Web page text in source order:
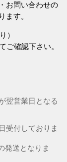
お問い合わせの
ます。
）
ご確認下さい。
翌営業日となる
受付しておりま
発送となりま